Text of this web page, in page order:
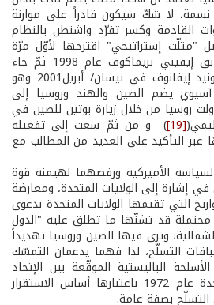
من 2,5 مليار نسمة، لا شكّ سيكون قادراً على موازنة
القادمة وكسر تفرّد واشنطن بالنظام
"مثلّث إستراتيجي" اقترحها لأوّل مرّة
رئيس الوزراء الروسي السابق إيفيني بريماكوف عام 1998 ثمّ جاء
مشروع الجنرال الروسي ليونيد إيفانوف في نيسان/ أبريل2001 وهو
يضم الصين والهند وروسيا إلى
روسيا من خلال زيارة بوتين للصين في
[19] ) و من ثمّ سعت إلى تفعيله
عبر التأكيد على العديد من المطالب مع
الأميركية ورفضهما لهيمنة قوة
إشارة إلى الولايات المتحدة، ومعارضة
التي تقيمها الولايات المتحدة بدعوى
قد تشنّها ما تطلق عليه "الدول
وترى فيها الصين وروسيا تهديداً
التسلّح، لذا فهما يدعمان التمسّك
الباليستية الموقّعة بين الإتحاد
السوفياتي والولايات المتحدة عام 1972 باعتبارها أساس الاستقرار
التسلّح بصفة عامة.